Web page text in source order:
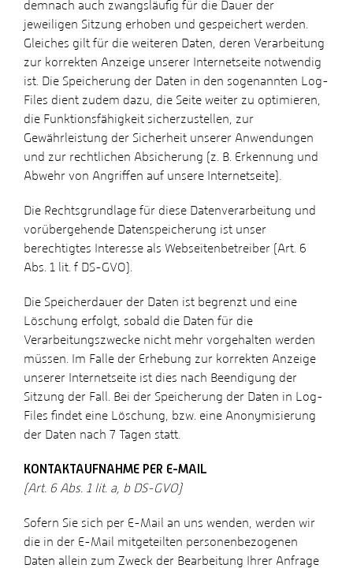
demnach auch zwangsläufig für die Dauer der
jeweiligen Sitzung erhoben und gespeichert werden.
Gleiches gilt für die weiteren Daten, deren Verarbeitung
zur korrekten Anzeige unserer Internetseite notwendig
ist. Die Speicherung der Daten in den sogenannten Log-
Files dient zudem dazu, die Seite weiter zu optimieren,
die Funktionsfähigkeit sicherzustellen, zur
Gewährleistung der Sicherheit unserer Anwendungen
und zur rechtlichen Absicherung (z. B. Erkennung und
Abwehr von Angriffen auf unsere Internetseite).
Die Rechtsgrundlage für diese Datenverarbeitung und
vorübergehende Datenspeicherung ist unser
berechtigtes Interesse als Webseitenbetreiber (Art. 6
Abs. 1 lit. f DS-GVO).
Die Speicherdauer der Daten ist begrenzt und eine
Löschung erfolgt, sobald die Daten für die
Verarbeitungszwecke nicht mehr vorgehalten werden
müssen. Im Falle der Erhebung zur korrekten Anzeige
unserer Internetseite ist dies nach Beendigung der
Sitzung der Fall. Bei der Speicherung der Daten in Log-
Files findet eine Löschung, bzw. eine Anonymisierung
der Daten nach 7 Tagen statt.
KONTAKTAUFNAHME PER E-MAIL
(Art. 6 Abs. 1 lit. a, b DS-GVO)
Sofern Sie sich per E-Mail an uns wenden, werden wir
die in der E-Mail mitgeteilten personenbezogenen
Daten allein zum Zweck der Bearbeitung Ihrer Anfrage